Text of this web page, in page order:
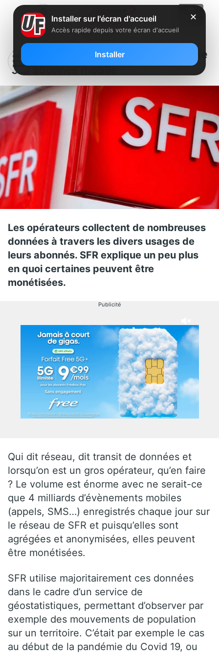
Comment SFR utilise les données de
ses abonnés mobile
Les opérateurs collectent de nombreuses
données à travers les divers usages de
leurs abonnés. SFR explique un peu plus
en quoi certaines peuvent être
monétisées.
Publicité
Qui dit réseau, dit transit de données et
lorsqu’on est un gros opérateur, qu’en faire
? Le volume est énorme avec ne serait-ce
que 4 milliards d’évènements mobiles
(appels, SMS…) enregistrés chaque jour sur
le réseau de SFR et puisqu’elles sont
agrégées et anonymisées, elles peuvent
être monétisées.
SFR utilise majoritairement ces données
dans le cadre d’un service de
géostatistiques, permettant d’observer par
exemple des mouvements de population
sur un territoire. C’était par exemple le cas
au début de la pandémie du Covid 19, ou
✕
Installer sur l'écran d'accueil
Accès rapide depuis votre écran d'accueil
Installer